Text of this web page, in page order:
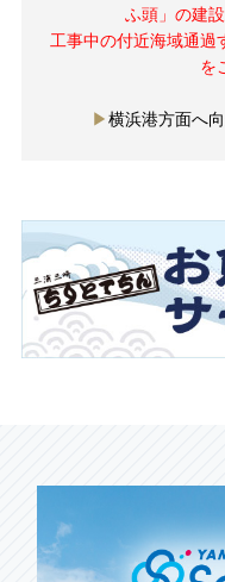
ふ頭」の建
工事中の付近海域通過
を
横浜港方面へ